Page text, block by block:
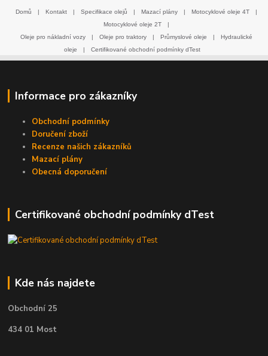
Domů | Kontakt | Specifikace olejů | Mazací plány | Motocyklové oleje 4T
|
Motocyklové oleje 2T
|
Oleje pro nákladní vozy
| Oleje pro traktory | Průmyslové oleje |
Hydraulické
oleje
| Certifikované obchodní podmínky dTest
Informace pro zákazníky
Obchodní podmínky
Doručení zboží
Recenze našich zákazníků
Mazací plány
Obecná doporučení
Certifikované obchodní podmínky dTest
Kde nás najdete
Obchodní 25
434 01 Most